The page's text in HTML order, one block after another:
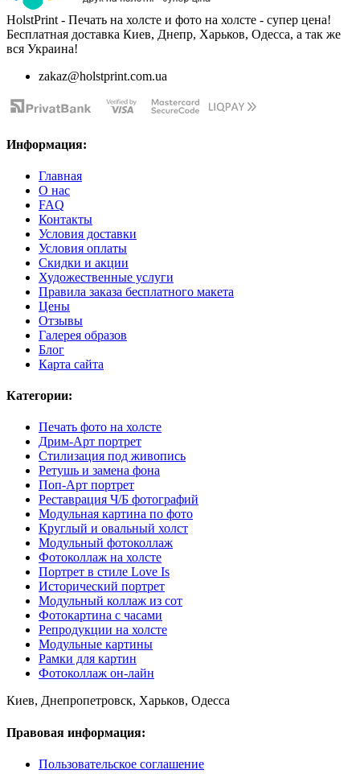
HolstPrint - Печать на холсте и фото на холсте - супер цена!
Бесплатная доставка Киев, Днепр, Харьков, Одесса, а так же
вся Украина!
zakaz@holstprint.com.ua
Информация:
Главная
О нас
FAQ
Контакты
Условия доставки
Условия оплаты
Скидки и акции
Художественные услуги
Правила заказа бесплатного макета
Цены
Отзывы
Галерея образов
Блог
Карта сайта
Категории:
Печать фото на холсте
Дрим-Арт портрет
Стилизация под живопись
Ретушь и замена фона
Поп-Арт портрет
Реставрация Ч/Б фотографий
Модульная картина по фото
Круглый и овальный холст
Модульный фотоколлаж
Фотоколлаж на холсте
Портрет в стиле Love Is
Исторический портрет
Модульный коллаж из сот
Фотокартина с часами
Репродукции на холсте
Модульные картины
Рамки для картин
Фотоколлаж он-лайн
Киев, Днепропетровск, Харьков, Одесса
Правовая информация:
Пользовательское соглашение